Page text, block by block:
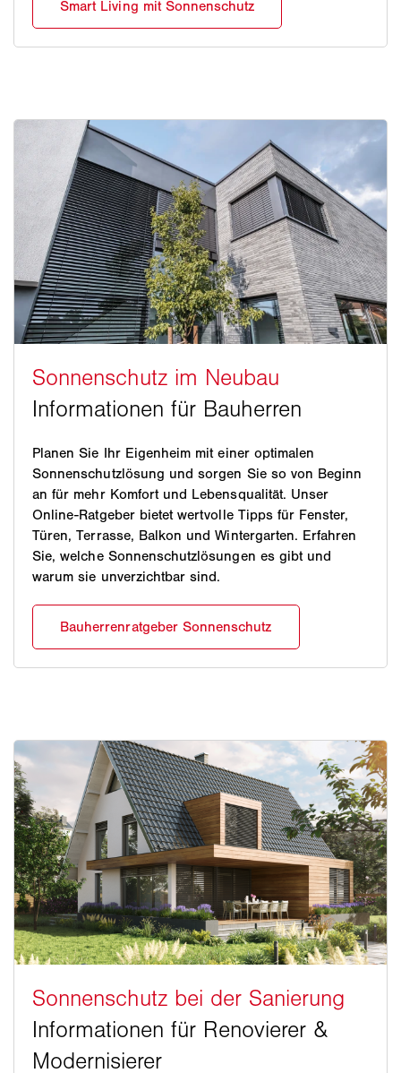
Planen Sie Ihr Eigenheim mit einer optimalen
Sonnenschutzlösung und sorgen Sie so von Beginn
an für mehr Komfort und Lebensqualität. Unser
Online-Ratgeber bietet wertvolle Tipps für Fenster,
Türen, Terrasse, Balkon und Wintergarten. Erfahren
Sie, welche Sonnenschutzlösungen es gibt und
warum sie unverzichtbar sind.